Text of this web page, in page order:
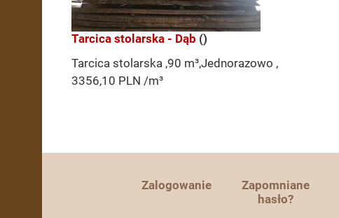
Tarcica stolarska - Dąb ()
Tarcica stolarska ,90 m³,Jednorazowo ,
3356,10 PLN /m³
Zalogowanie
Zapomniane
hasło?